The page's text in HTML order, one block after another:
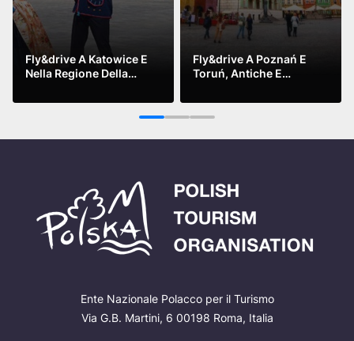
Fly&drive A Katowice E
Nella Regione Della
Postindustriali, Mete
Leggi di più
Fly&drive A Poznań E
Toruń, Antiche E
Leggi di più
1 2 3
Ente Nazionale Polacco per il Turismo
Via G.B. Martini, 6 00198 Roma, Italia